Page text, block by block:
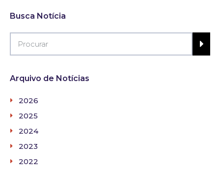
Busca Notícia
Arquivo de Notícias
2026
2025
2024
2023
2022